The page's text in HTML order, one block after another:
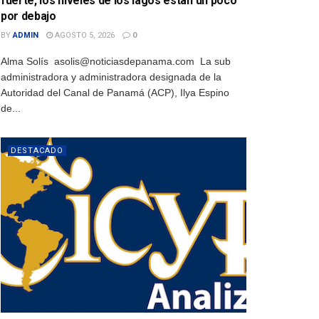
por debajo
BY ADMIN AGOSTO 5, 2026 0
Alma Solís asolis@noticiasdepanama.com La sub
administradora y administradora designada de la
Autoridad del Canal de Panamá (ACP), Ilya Espino
de...
DESTACADO